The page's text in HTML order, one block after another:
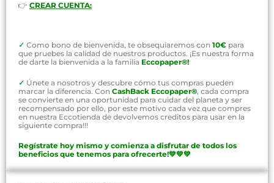
👉 CREAR CUENTA:
✓ Como bono de bienvenida, te obsequiaremos con 10€ para
que pruebes la calidad de nuestros productos. ¡Es nuestra forma
de darte la bienvenida a la familia Eccopaper®!
✓ Únete a nosotros y descubre cómo tus compras pueden
marcar la diferencia. Con CashBack Eccopaper®, cada compra
se convierte en una oportunidad para cuidar del planeta y ser
recompensado por ello, por este motivo cada vez que compres
en nuestra Eccotienda de devolvemos creditos para usar en la
siguiente compra!!!
Regístrate hoy mismo y comienza a disfrutar de todos los
beneficios que tenemos para ofrecerte!💚💚💚